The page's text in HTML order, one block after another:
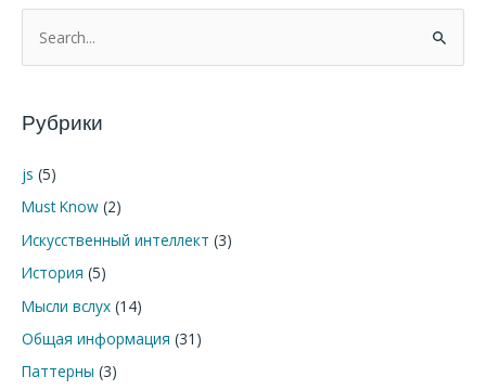
о
с
:
Рубрики
js (5)
Must Know (2)
Искусственный интеллект (3)
История (5)
Мысли вслух (14)
Общая информация (31)
Паттерны (3)